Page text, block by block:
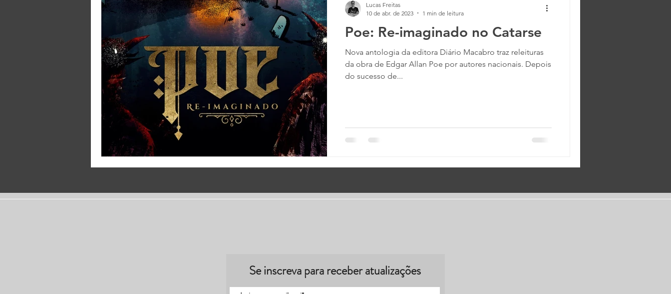
Poe: Re-imaginado no Catarse
Nova antologia da editora Diário Macabro traz releituras
da obra de Edgar Allan Poe por autores nacionais. Depois
do sucesso de...
Lucas Freitas
10 de abr. de 2023
1 min de leitura
Se inscreva para receber atualizações